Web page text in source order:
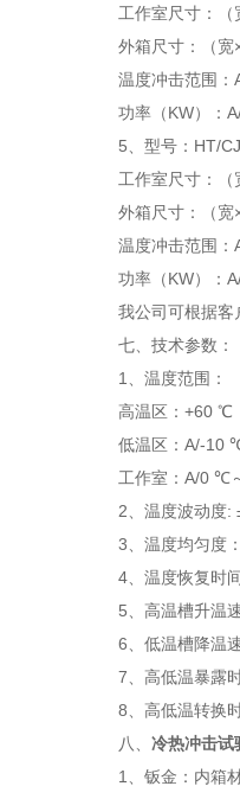
工作室尺寸：
外箱尺寸：（
温度冲击范围
功率（KW）：
5、型号：HT/
工作室尺寸：
外箱尺寸：（
温度冲击范围
功率（KW）：
我公司可根据客
七、技术参数：
1、温度范围：
高温区：+60 ℃
低温区：A/-
工作室：A/0
2、温度波动度
3、温度均匀度
4、温度恢复时
5、高温槽升温
6、低温槽降温
7、高低温暴露
8、高低温转换
八、 冷热冲击试
1、钣金：内箱